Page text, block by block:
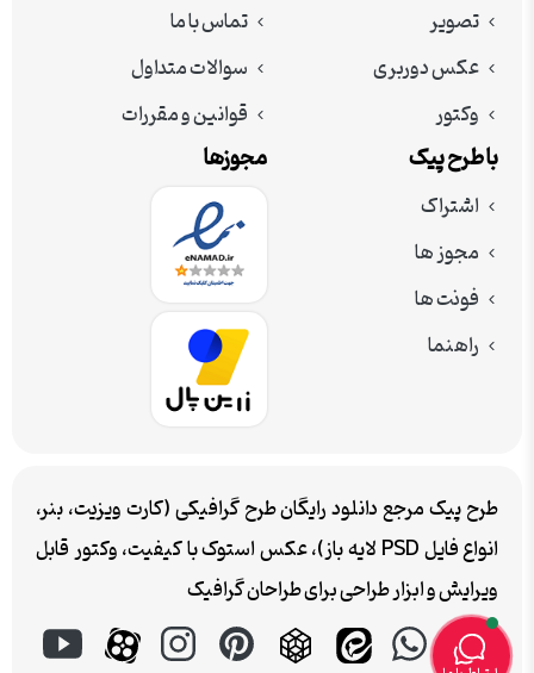
تصویر
عکس دوربری
وکتور
تماس با ما
سوالات متداول
قوانین و مقررات
با طرح پیک
اشتراک
مجوز ها
فونت ها
راهنما
مجوزها
طرح پیک مرجع دانلود رایگان طرح گرافیکی (کارت ویزیت، بنر،
انواع فایل PSD لایه باز)، عکس استوک با کیفیت، وکتور قابل
ویرایش و ابزار طراحی برای طراحان گرافیک